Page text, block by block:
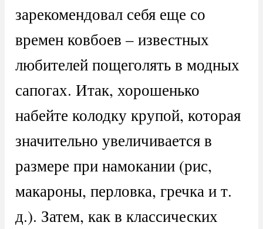
зарекомендовал себя еще со
времен ковбоев – известных
любителей пощеголять в модных
сапогах. Итак, хорошенько
набейте колодку крупой, которая
значительно увеличивается в
размере при намокании (рис,
макароны, перловка, гречка и т.
д.). Затем, как в классических